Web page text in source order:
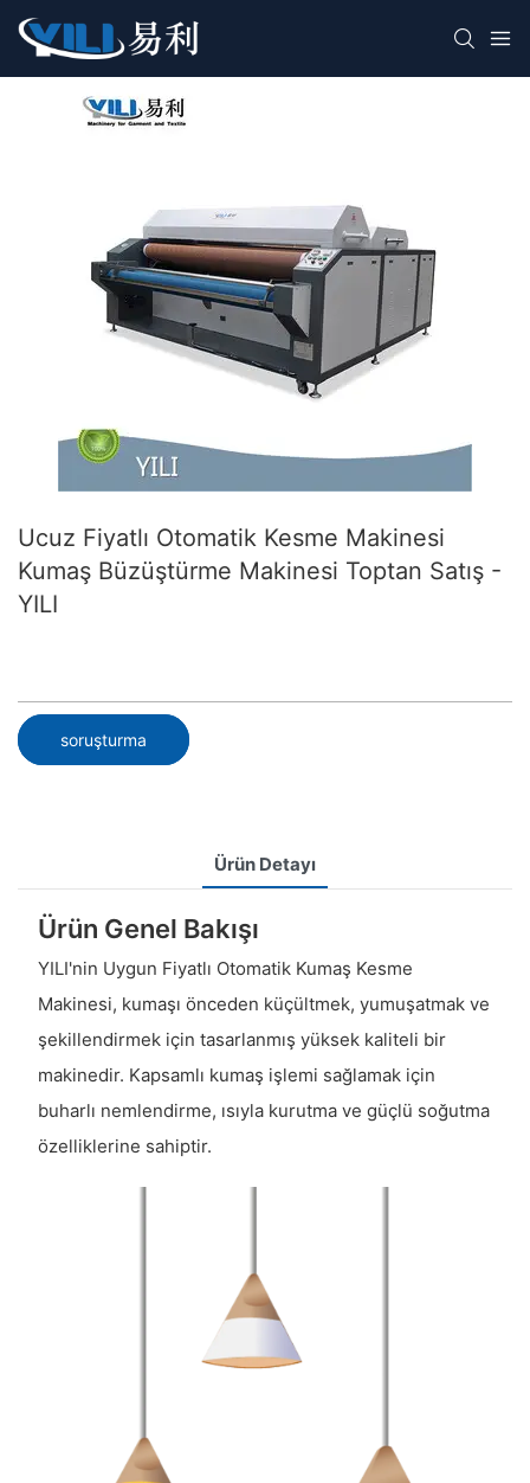
Ucuz Fiyatlı Otomatik Kesme Makinesi
Kumaş Büzüştürme Makinesi Toptan Satış -
YILI
soruşturma
Ürün Detayı
Ürün Genel Bakışı
YILI'nin Uygun Fiyatlı Otomatik Kumaş Kesme
Makinesi, kumaşı önceden küçültmek, yumuşatmak ve
şekillendirmek için tasarlanmış yüksek kaliteli bir
makinedir. Kapsamlı kumaş işlemi sağlamak için
buharlı nemlendirme, ısıyla kurutma ve güçlü soğutma
özelliklerine sahiptir.